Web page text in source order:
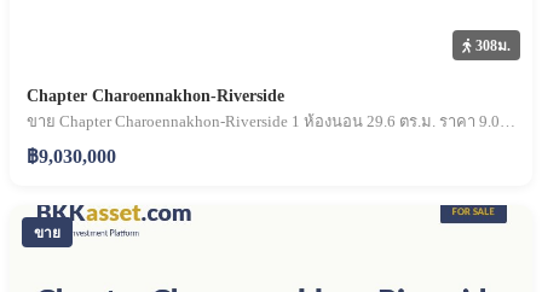
308ม.
Chapter Charoennakhon-Riverside
฿9,030,000
ขาย